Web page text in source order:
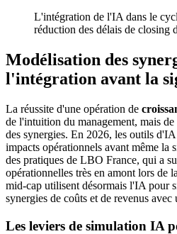
L'intégration de l'IA dans le
réduction des délais de closing
Modélisation des
l'intégration avant la
La réussite d'une opération de
de l'intuition du management, mais
des synergies. En 2026, les outils
impacts opérationnels avant même la
des pratiques de LBO France, qui a
opérationnelles très en amont lors de
mid-cap utilisent désormais l'IA pour
synergies de coûts et de revenus
Les leviers de simulation IA